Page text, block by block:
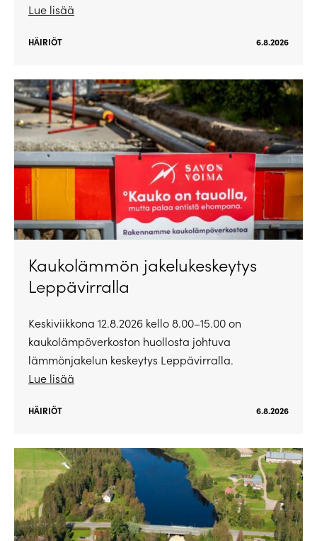
Lue lisää
HÄIRIÖT 6.8.2026
Kaukolämmön jakelukeskeytys
Leppävirralla
Keskiviikkona 12.8.2026 kello 8.00–15.00 on
kaukolämpöverkoston huollosta johtuva
lämmönjakelun keskeytys Leppävirralla.
Lue lisää
HÄIRIÖT 6.8.2026